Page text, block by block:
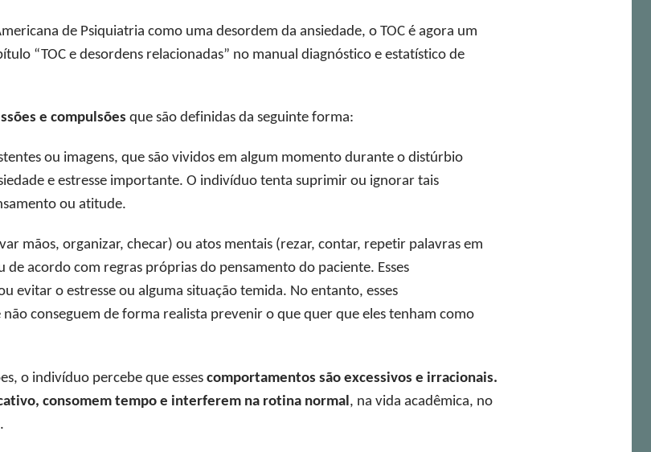
de Psiquiatria como uma desordem da ansiedade, o TOC é agora um
“TOC e desordens relacionadas” no manual diagnóstico e estatístico de
e compulsões que são definidas da seguinte forma:
ou imagens, que são vividos em algum momento durante o distúrbio
e estresse importante. O indivíduo tenta suprimir ou ignorar tais
ou atitude.
mãos, organizar, checar) ou atos mentais (rezar, contar, repetir palavras em
de acordo com regras próprias do pensamento do paciente. Esses
o estresse ou alguma situação temida. No entanto, esses
conseguem de forma realista prevenir o que quer que eles tenham como
o indivíduo percebe que esses comportamentos são excessivos e irracionais.
consomem tempo e interferem na rotina normal , na vida acadêmica, no